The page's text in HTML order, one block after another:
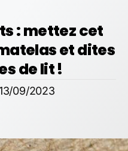
: mettez cet
et dites
de lit !
09/2023